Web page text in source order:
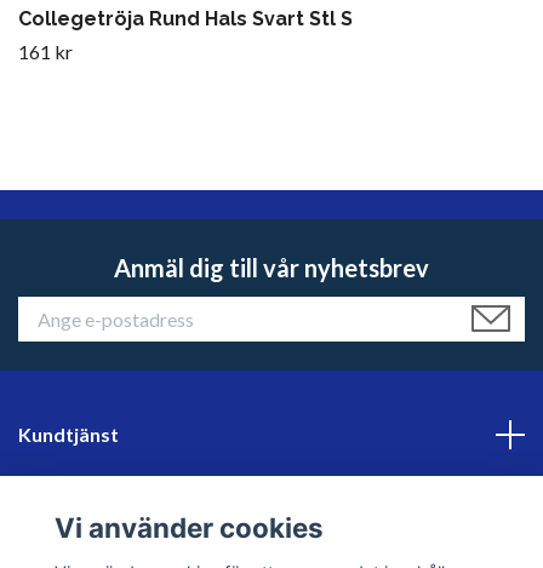
Collegetröja Rund Hals Svart Stl S
161 kr
Anmäl dig till vår nyhetsbrev
Kundtjänst
Vi använder cookies